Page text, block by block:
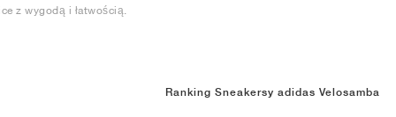
z wygodą i łatwością.
Ranking Sneakersy adidas Velosamba